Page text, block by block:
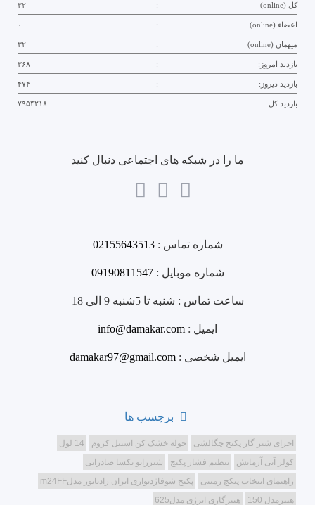
کل (online) : ۳۲
اعضاء (online) : ۰
میهمان (online) : ۳۲
بازدید امروز: : ۳۶۸
بازدید دیروز: : ۴۷۴
بازدید کل: : ۷۹۵۴۲۱۸
ما را در شبکه های اجتماعی دنبال کنید
شماره تماس :02155643513
شماره موبایل :09190811547
ساعت تماس : شنبه تا 5شنبه 9 الی 18
ایمیل : info@damakar.com
ایمیل شخصی :damakar97@gmail.com
برچسب ها
اجزای شیر گاز پکیج چگالشی حوله خشک کن استیل کروم
14 لول
کولر آبی آزمایش
تنظیم فشار پکیج
شیرزانو تکسا صادراتی
راهنمای انتخاب پیکج زمینی
پکیج شوفاژدیواری ایران رادیاتور مدلm24FF
هیترمدل 150
هیترگازی انرژی مدل625